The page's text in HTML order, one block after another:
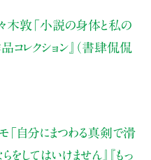
木敦 「小説の身体と私の
コレクション』（書肆侃侃
「自分にまつわる真剣で滑
をしてはいけません』『もっ